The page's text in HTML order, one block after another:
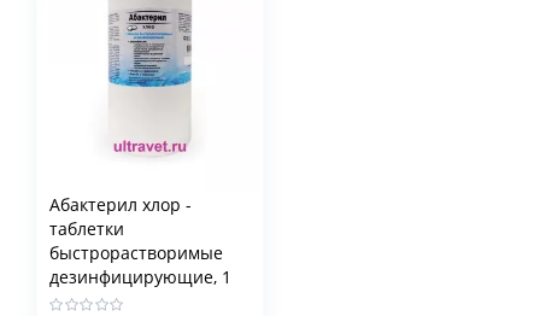
Абактерил хлор -
таблетки
быстрорастворимые
дезинфицирующие, 1
кг